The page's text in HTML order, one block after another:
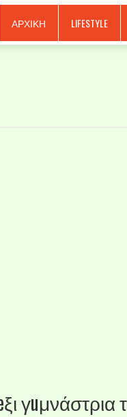
ΑΡΧΙΚΗ LIFESTYLE